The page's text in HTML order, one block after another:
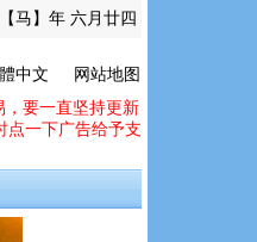
马】年 六月廿四
中文
网站地图
，要一直坚持更新
点一下广告给予支